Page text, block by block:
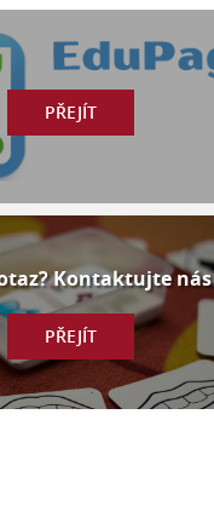
PŘEJÍT
Kontaktujte nás
PŘEJÍT